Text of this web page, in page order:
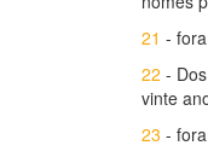
21 -
22 -
vinte
23 -